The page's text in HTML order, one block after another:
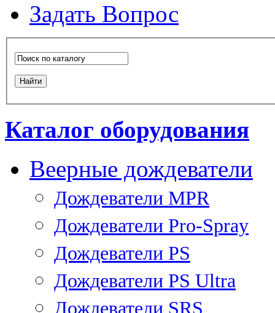
Задать Вопрос
Каталог оборудования
Веерные дождеватели
Дождеватели MPR
Дождеватели Pro-Spray
Дождеватели PS
Дождеватели PS Ultra
Дождеватели SRS